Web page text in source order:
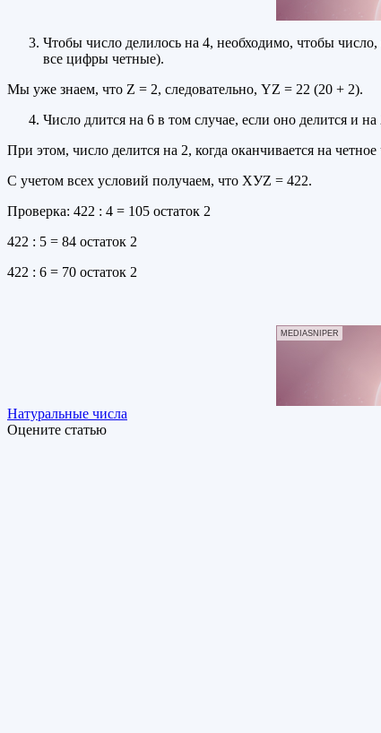
Чтобы число делилось на 4, необходимо, чтобы
все цифры четные).
Мы уже знаем, что Z = 2, следовательно, YZ = 22 (20 + 2).
Число длится на 6 в том случае, если оно делится и
При этом, число делится на 2, когда оканчивается на
С учетом всех условий получаем, что ХУZ = 422.
Проверка: 422 : 4 = 105 остаток 2
422 : 5 = 84 остаток 2
422 : 6 = 70 остаток 2
MEDIASNIPER
Натуральные числа
Оцените статью